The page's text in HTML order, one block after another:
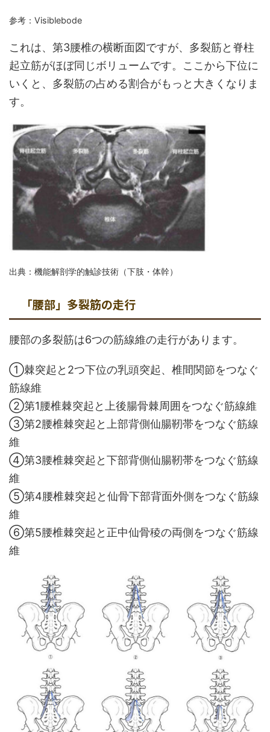
参考：Visiblebode
これは、第3腰椎の横断面図ですが、多裂筋と脊柱
起立筋がほぼ同じボリュームです。ここから下位に
いくと、多裂筋の占める割合がもっと大きくなりま
す。
出典：機能解剖学的触診技術（下肢・体幹）
「腰部」多裂筋の走行
腰部の多裂筋は6つの筋線維の走行があります。
➀棘突起と2つ下位の乳頭突起、椎間関節をつなぐ
筋線維
②第1腰椎棘突起と上後腸骨棘周囲をつなぐ筋線維
③第2腰椎棘突起と上部背側仙腸靭帯をつなぐ筋線
維
④第3腰椎棘突起と下部背側仙腸靭帯をつなぐ筋線
維
⑤第4腰椎棘突起と仙骨下部背面外側をつなぐ筋線
維
⑥第5腰椎棘突起と正中仙骨稜の両側をつなぐ筋線
維